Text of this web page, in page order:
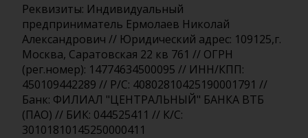
Реквизиты: Индивидуальный
предприниматель Ермолаев Николай
Александрович // Юридический адрес: 109125,г.
Москва, Саратовская 22 кв 761 // ОГРН
(рег.номер): 14774634500095 // ИНН/КПП:
450109442289 // Р/С: 40802810425190001791 //
Банк: ФИЛИАЛ "ЦЕНТРАЛЬНЫЙ" БАНКА ВТБ
(ПАО) // БИК: 044525411 // К/С:
30101810145250000411